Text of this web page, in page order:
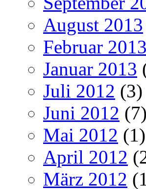
August 2013
Februar 2013
Januar 2013
Juli 2012 (3)
Juni 2012 (7)
Mai 2012 (1)
April 2012
März 2012